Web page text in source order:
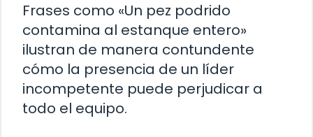
Frases como «Un pez podrido
contamina al estanque entero»
ilustran de manera contundente
cómo la presencia de un líder
incompetente puede perjudicar a
todo el equipo.